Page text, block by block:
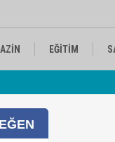
EĞİTİM